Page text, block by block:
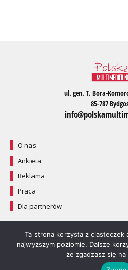
ul. gen. T. Bora-
85-787
O nas
Ankieta
Reklama
Praca
Dla partnerów
Ta strona korzysta z ciasteczek
najwyższym poziomie. Dalsze
że zgadzasz się